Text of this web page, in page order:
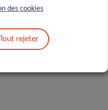
vous acceptez
du LIH.
des cookies
Tout rejeter